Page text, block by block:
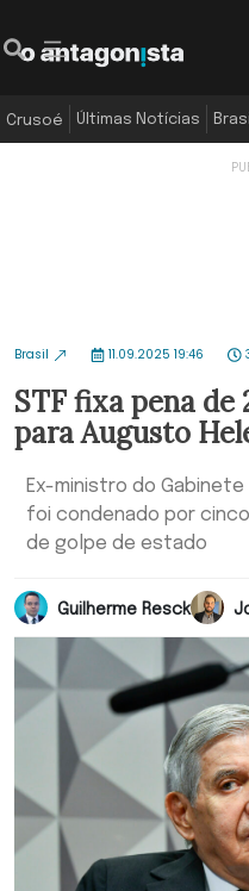
Crusoé Últimas Notícias Brasil
Brasil 11.09.2025 19:46
STF fixa pena de
para Augusto
Ex-ministro do
foi condenado por
de golpe de estado
Guilherme Resck